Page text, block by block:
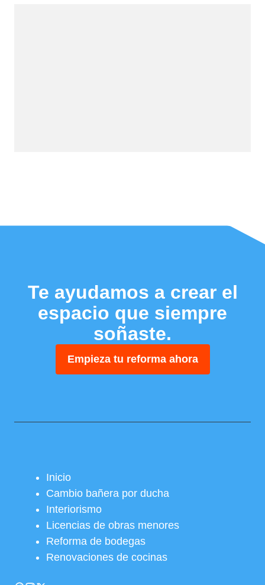
Te ayudamos a crear el
espacio que siempre
soñaste.
Empieza tu reforma ahora
Inicio
Cambio bañera por ducha
Interiorismo
Licencias de obras menores
Reforma de bodegas
Renovaciones de cocinas